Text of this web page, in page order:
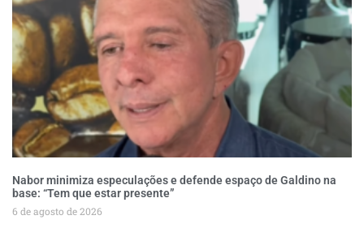
Nabor minimiza especulações e defende espaço de Galdino na
base: “Tem que estar presente”
6 de agosto de 2026